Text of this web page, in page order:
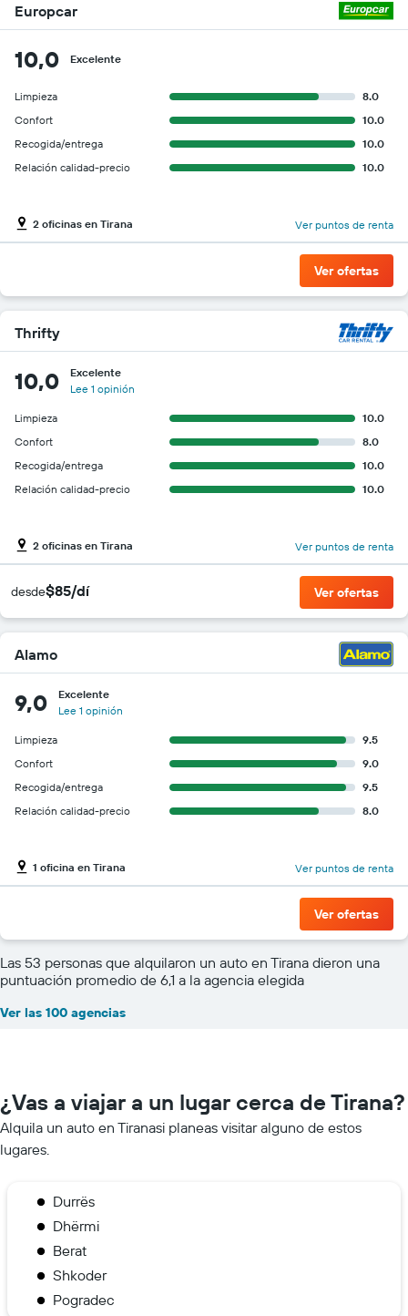
Europcar
10,0 Excelente
Limpieza
8.0
Confort
10.0
Recogida/entrega
10.0
Relación calidad-precio
10.0
2 oficinas en Tirana Ver puntos de renta
Ver ofertas
Thrifty
10,0
Excelente
Lee 1 opinión
Limpieza
10.0
Confort
8.0
Recogida/entrega
10.0
Relación calidad-precio
10.0
2 oficinas en Tirana Ver puntos de renta
desde$85/dí Ver ofertas
Alamo
9,0
Excelente
Lee 1 opinión
Limpieza
9.5
Confort
9.0
Recogida/entrega
9.5
Relación calidad-precio
8.0
1 oficina en Tirana Ver puntos de renta
Ver ofertas
Las 53 personas que alquilaron un auto en Tirana dieron una
puntuación promedio de 6,1 a la agencia elegida
Ver las 100 agencias
¿Vas a viajar a un lugar cerca de Tirana?
Alquila un auto en Tiranasi planeas visitar alguno de estos
lugares.
Durrës
Dhërmi
Berat
Shkoder
Pogradec